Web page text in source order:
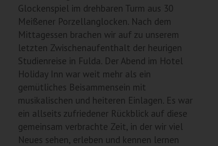
Glockenspiel im drehbaren Turm aus 30
Meißener Porzellanglocken. Nach dem
Mittagessen brachen wir auf zu unserem
letzten Zwischenaufenthalt der heurigen
Studienreise in Fulda. Der Abend im Hotel
Holiday Inn war weit mehr als ein
gemütliches Beisammensein mit
musikalischen und heiteren Einlagen. Es war
ein allseits zufriedener Rückblick auf diese
gemeinsam verbrachte Zeit, in der wir viel
Neues sehen, erleben und kennen lernen